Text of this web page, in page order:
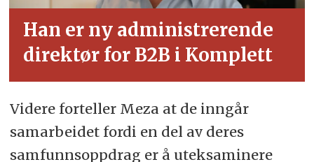
Han er ny administrerende
direktør for B2B i Komplett
Videre forteller Meza at de inngår
samarbeidet fordi en del av deres
samfunnsoppdrag er å uteksaminere